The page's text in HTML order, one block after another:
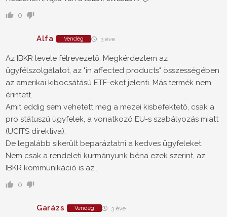
0
Alfa Vendég 3 éve
Az IBKR levele félrevezető. Megkérdeztem az
ügyfélszolgálatot, az "in affected products" összességében
az amerikai kibocsátású ETF-eket jelenti. Más termék nem
érintett.
Amit eddig sem vehetett meg a mezei kisbefektető, csak a
pro státuszú ügyfelek, a vonatkozó EU-s szabályozás miatt
(UCITS direktíva).
De legalább sikerült beparáztatni a kedves ügyfeleket.
Nem csak a rendeleti kurmányunk béna ezek szerint, az
IBKR kommunikáció is az...
0
Garázs Vendég 3 éve